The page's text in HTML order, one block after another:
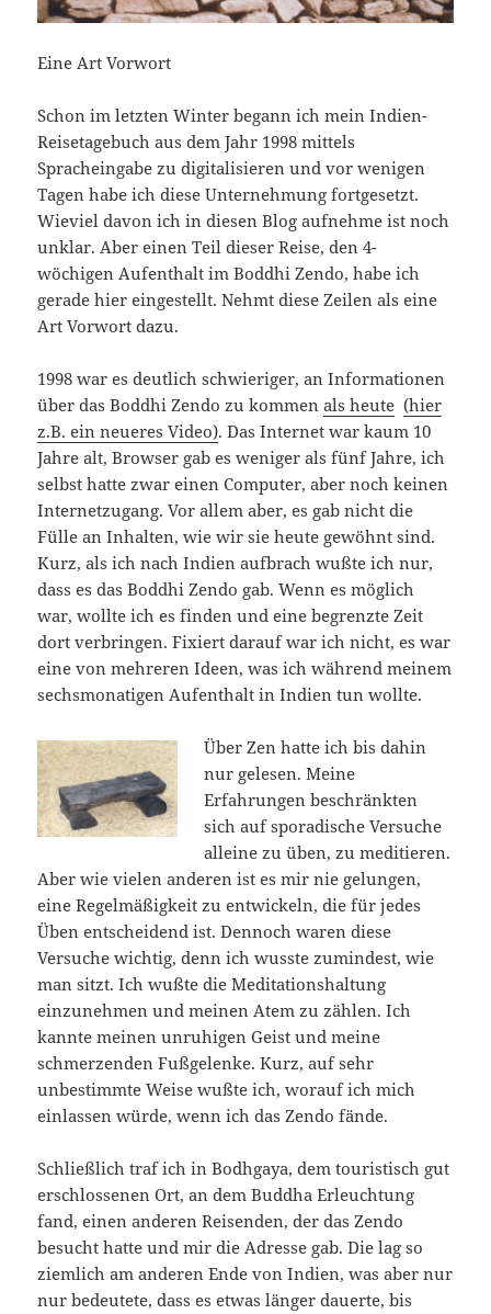
Eine Art Vorwort
Schon im letzten Winter begann ich mein Indien-
Reisetagebuch aus dem Jahr 1998 mittels
Spracheingabe zu digitalisieren und vor wenigen
Tagen habe ich diese Unternehmung fortgesetzt.
Wieviel davon ich in diesen Blog aufnehme ist noch
unklar. Aber einen Teil dieser Reise, den 4-
wöchigen Aufenthalt im Boddhi Zendo, habe ich
gerade hier eingestellt. Nehmt diese Zeilen als eine
Art Vorwort dazu.
1998 war es deutlich schwieriger, an Informationen
über das Boddhi Zendo zu kommenals heute (hier
z.B. ein neueres Video). Das Internet war kaum 10
Jahre alt, Browser gab es weniger als fünf Jahre, ich
selbst hatte zwar einen Computer, aber noch keinen
Internetzugang. Vor allem aber, es gab nicht die
Fülle an Inhalten, wie wir sie heute gewöhnt sind.
Kurz, als ich nach Indien aufbrach wußte ich nur,
dass es das Boddhi Zendo gab. Wenn es möglich
war, wollte ich es finden und eine begrenzte Zeit
dort verbringen. Fixiert darauf war ich nicht, es war
eine von mehreren Ideen, was ich während meinem
sechsmonatigen Aufenthalt in Indien tun wollte.
Über Zen hatte ich bis dahin
nur gelesen. Meine
Erfahrungen beschränkten
sich auf sporadische Versuche
alleine zu üben, zu meditieren.
Aber wie vielen anderen ist es mir nie gelungen,
eine Regelmäßigkeit zu entwickeln, die für jedes
Üben entscheidend ist. Dennoch waren diese
Versuche wichtig, denn ich wusste zumindest, wie
man sitzt. Ich wußte die Meditationshaltung
einzunehmen und meinen Atem zu zählen. Ich
kannte meinen unruhigen Geist und meine
schmerzenden Fußgelenke. Kurz, auf sehr
unbestimmte Weise wußte ich, worauf ich mich
einlassen würde, wenn ich das Zendo fände.
Schließlich traf ich in Bodhgaya, dem touristisch gut
erschlossenen Ort, an dem Buddha Erleuchtung
fand, einen anderen Reisenden, der das Zendo
besucht hatte und mir die Adresse gab. Die lag so
ziemlich am anderen Ende von Indien, was aber nur
nur bedeutete, dass es etwas länger dauerte, bis